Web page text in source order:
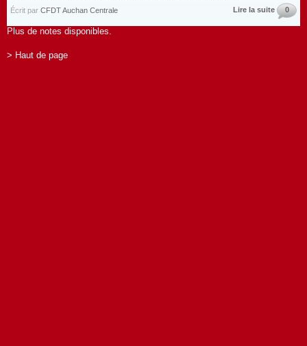
Écrit par CFDT Auchan Centrale Lire la suite 0
Plus de notes disponibles.
> Haut de page